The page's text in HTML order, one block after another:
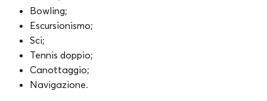
Bowling;
Escursionismo;
Sci;
Tennis doppio;
Canottaggio;
Navigazione.